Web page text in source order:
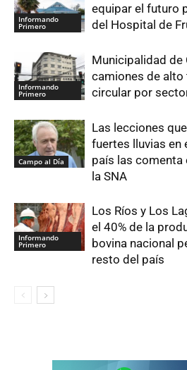
Informando
Primero
equipar el futuro
del Hospital de
Informando
Primero
Municipalidad de
camiones de alto
circular por
Campo al Día
Las lecciones
fuertes lluvias en
país las comenta
la SNA
Informando
Primero
Los Ríos y Los
el 40% de la
bovina nacional
resto del país